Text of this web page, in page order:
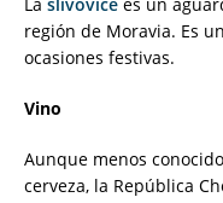
región de Moravia. Es
ocasiones festivas.
Vino
Aunque menos
cerveza, la República